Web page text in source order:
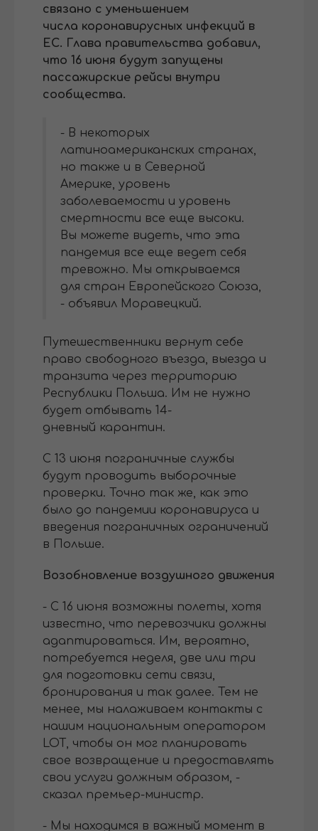
связано с уменьшением
числа коронавирусных инфекций в
ЕС. Глава правительства добавил,
что 16 июня будут запущены
пассажирские рейсы внутри
сообщества.
- В некоторых
латиноамериканских странах,
но также и в Северной
Америке, уровень
заболеваемости и уровень
смертности все еще высоки.
Вы можете видеть, что эта
пандемия все еще ведет себя
тревожно. Мы открываемся
для стран Европейского Союза,
- объявил Моравецкий.
Путешественники вернут себе
право свободного въезда, выезда и
транзита через территорию
Республики Польша. Им не нужно
будет отбывать 14-
дневный карантин.
С 13 июня пограничные службы
будут проводить выборочные
проверки. Точно так же, как это
было до пандемии коронавируса и
введения пограничных ограничений
в Польше.
Возобновление воздушного движения
- С 16 июня возможны полеты, хотя
известно, что перевозчики должны
адаптироваться. Им, вероятно,
потребуется неделя, две или три
для подготовки сети связи,
бронирования и так далее. Тем не
менее, мы налаживаем контакты с
нашим национальным оператором
LOT, чтобы он мог планировать
свое возвращение и предоставлять
свои услуги должным образом, -
сказал премьер-министр.
- Мы находимся в важный момент в